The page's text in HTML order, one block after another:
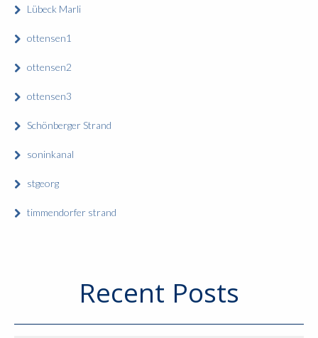
Lübeck Marli
ottensen1
ottensen2
ottensen3
Schönberger Strand
soninkanal
stgeorg
timmendorfer strand
Recent Posts